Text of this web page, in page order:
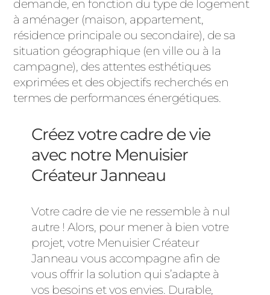
demande, en fonction du type de logement
à aménager (maison, appartement,
résidence principale ou secondaire), de sa
situation géographique (en ville ou à la
campagne), des attentes esthétiques
exprimées et des objectifs recherchés en
termes de performances énergétiques.
Créez votre cadre de vie
avec notre Menuisier
Créateur Janneau
Votre cadre de vie ne ressemble à nul
autre ! Alors, pour mener à bien votre
projet, votre Menuisier Créateur
Janneau vous accompagne afin de
vous offrir la solution qui s’adapte à
vos besoins et vos envies. Durable,